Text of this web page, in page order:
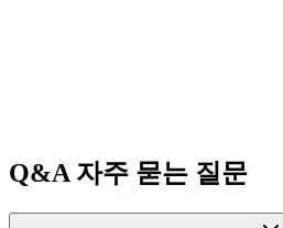
Q&A자주 묻는 질문